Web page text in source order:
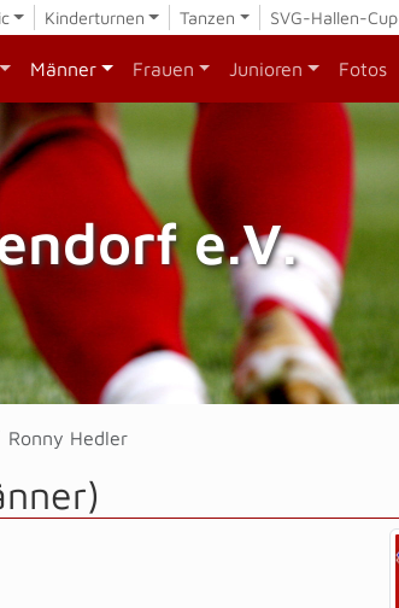
Kinderturnen Tanzen SVG-Hallen-Cup
Männer Frauen Junioren Fotos
e.V.
Ronny Hedler